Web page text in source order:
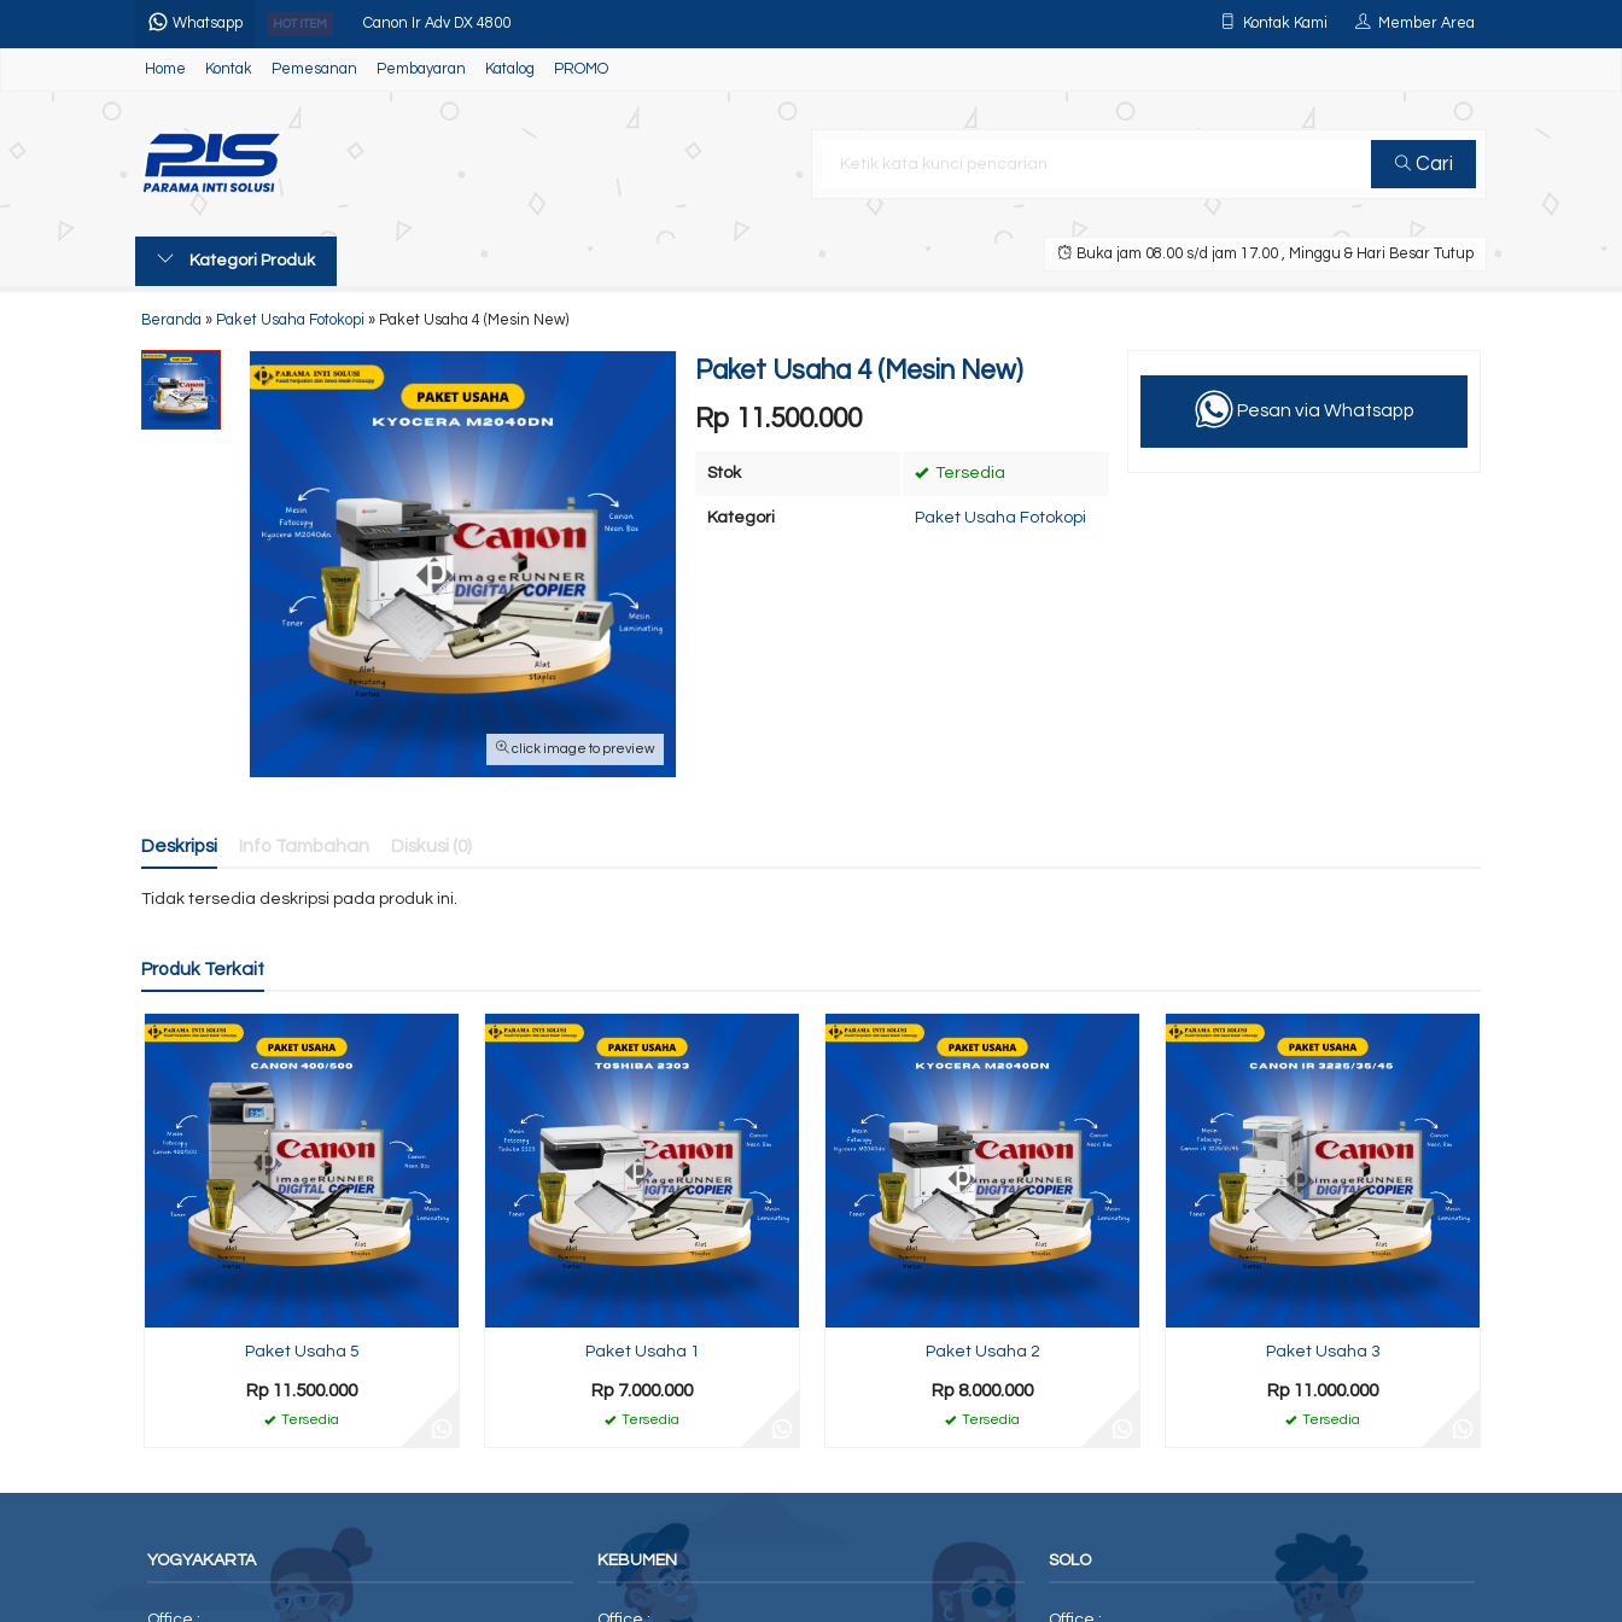
Whatsapp HOT ITEM Canon Ir Adv DX 4800
Alat Pemotong Kertas
Paket Usaha 4 (Mesin New)
Toner Super Gold MCM
Canon Ir Adv 3225/35/45
Kontak Kami Member Area
Home Kontak Pemesanan Pembayaran Katalog PROMO
Cari
Kategori Produk Buka jam 08.00 s/d jam 17.00 , Minggu & Hari Besar Tutup
Beranda » Paket Usaha Fotokopi » Paket Usaha 4 (Mesin New)
click image to preview
Paket Usaha 4 (Mesin New)
Rp 11.500.000
Stok Tersedia
Kategori Paket Usaha Fotokopi
Pesan via Whatsapp
Deskripsi Info Tambahan Diskusi (0)
Tidak tersedia deskripsi pada produk ini.
Produk Terkait
Paket Usaha 5
Rp 11.500.000
Tersedia
Paket Usaha 1
Rp 7.000.000
Tersedia
Paket Usaha 2
Rp 8.000.000
Tersedia
Paket Usaha 3
Rp 11.000.000
Tersedia
YOGYAKARTA KEBUMEN SOLO